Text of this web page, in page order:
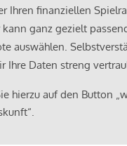
Ihren finanziellen
kann ganz gezielt
auswählen.
Ihre Daten streng
hierzu auf den Button